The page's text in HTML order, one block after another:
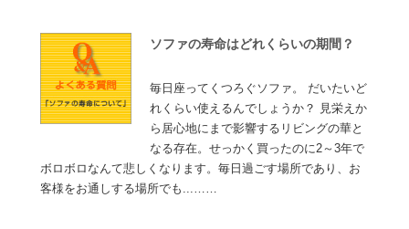
ソファの寿命はどれくらいの期間？
毎日座ってくつろぐソファ。 だいたいど
れくらい使えるんでしょうか？ 見栄えか
ら居心地にまで影響するリビングの華と
なる存在。せっかく買ったのに2～3年で
ボロボロなんて悲しくなります。毎日過ごす場所であり、お
客様をお通しする場所でも...……